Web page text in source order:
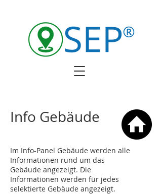
Info Gebäude
Im Info-Panel Gebäude werden alle
Informationen rund um das
Gebäude angezeigt. Die
Informationen werden für jedes
selektierte Gebäude angezeigt.